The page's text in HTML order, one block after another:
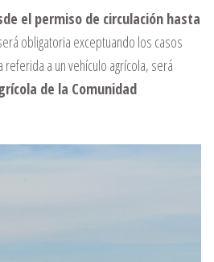
el permiso de circulación hasta
obligatoria exceptuando los casos
a un vehículo agrícola, será
de la Comunidad